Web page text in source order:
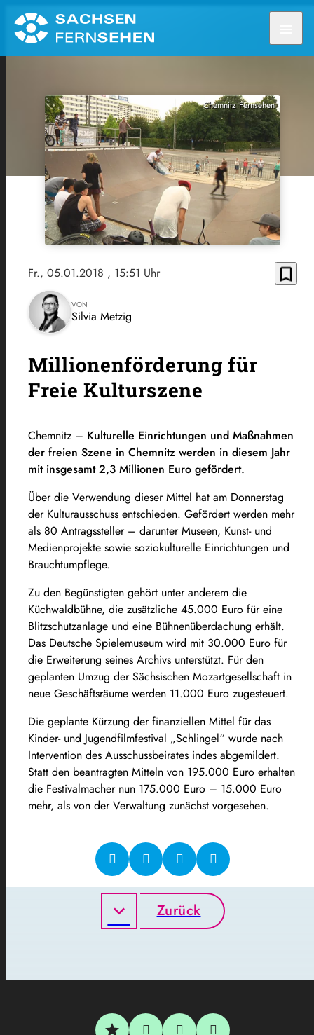
Chemnitz Fernsehen
Fr., 05.01.2018 , 15:51 Uhr bookmark_border
VON
Silvia Metzig
Millionenförderung für
Freie Kulturszene
Chemnitz – Kulturelle Einrichtungen und Maßnahmen
der freien Szene in Chemnitz werden in diesem Jahr
mit insgesamt 2,3 Millionen Euro gefördert.
Über die Verwendung dieser Mittel hat am Donnerstag
der Kulturausschuss entschieden. Gefördert werden mehr
als 80 Antragssteller – darunter Museen, Kunst- und
Medienprojekte sowie soziokulturelle Einrichtungen und
Brauchtumpflege.
Zu den Begünstigten gehört unter anderem die
Küchwaldbühne, die zusätzliche 45.000 Euro für eine
Blitzschutzanlage und eine Bühnenüberdachung erhält.
Das Deutsche Spielemuseum wird mit 30.000 Euro für
die Erweiterung seines Archivs unterstützt. Für den
geplanten Umzug der Sächsischen Mozartgesellschaft in
neue Geschäftsräume werden 11.000 Euro zugesteuert.
Die geplante Kürzung der finanziellen Mittel für das
Kinder- und Jugendfilmfestival „Schlingel“ wurde nach
Intervention des Ausschussbeirates indes abgemildert.
Statt den beantragten Mitteln von 195.000 Euro erhalten
die Festivalmacher nun 175.000 Euro – 15.000 Euro
mehr, als von der Verwaltung zunächst vorgesehen.
Zurück